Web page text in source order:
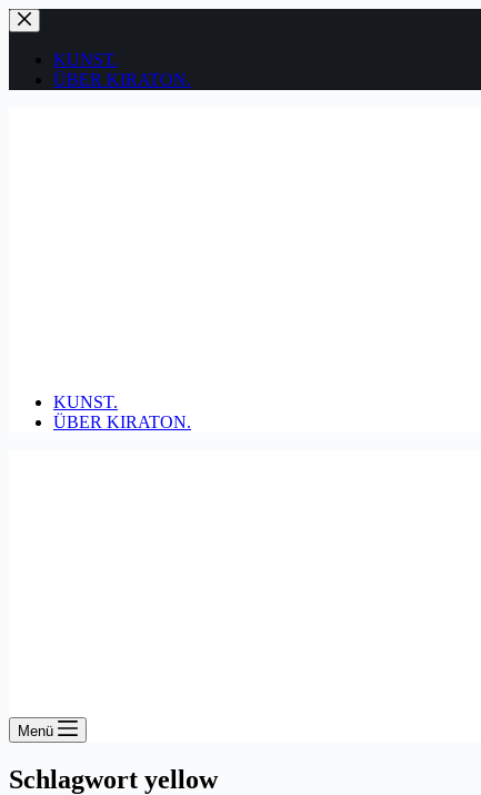
Zum
Inhalt
springenKUNST.
ÜBER KIRATON.
KUNST.
ÜBER KIRATON.
Menü
Schlagwort yellow